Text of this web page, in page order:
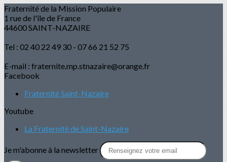
Fraternité de la Mission Populaire
1 rue de l'île de France
44600 SAINT-NAZAIRE
Tel : 02 40 22 49 30 - 07 66 21 52 75
E-mail : fraternite.mp.stnazaire@orange.fr
Facebook
Fraternité Saint-Nazaire
Youtube
La Fraternité de Saint-Nazaire
Je m'abonne à la newsletter